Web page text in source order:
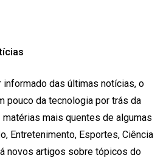
informado das últimas notícias, o
pouco da tecnologia por trás da
matérias mais quentes de algumas
Entretenimento, Esportes, Ciência
novos artigos sobre tópicos do